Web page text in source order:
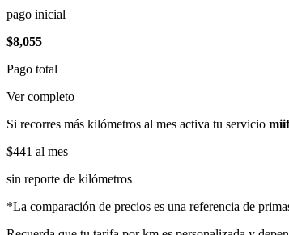
pago inicial
$8,055
Pago total
Ver completo
Si recorres más kilómetros al mes activa tu servicio
$441 al mes
sin reporte de kilómetros
*La comparación de precios es una referencia de